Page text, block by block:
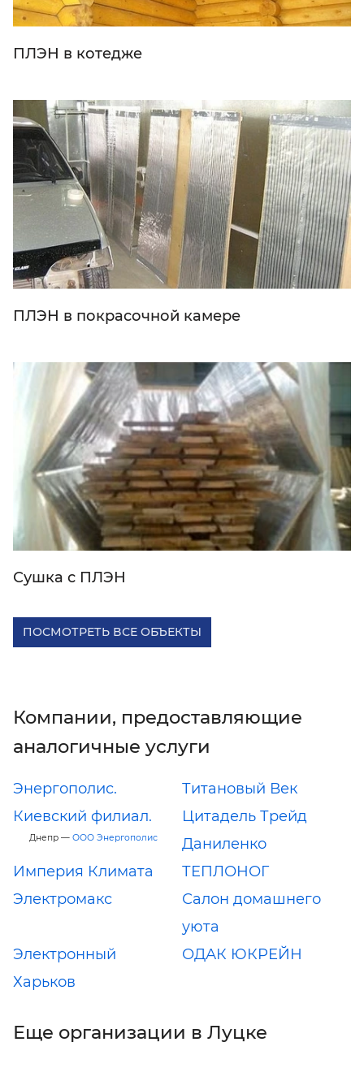
ПЛЭН в котедже
ПЛЭН в покрасочной камере
Сушка с ПЛЭН
ПОСМОТРЕТЬ ВСЕ ОБЪЕКТЫ
Компании, предоставляющие
аналогичные услуги
Энергополис.
Киевский филиал.
Днепр — ООО Энергополис
Титановый Век
Цитадель Трейд
Даниленко
Империя Климата
ТЕПЛОНОГ
Электромакс
Салон домашнего
уюта
Электронный
Харьков
ОДАК ЮКРЕЙН
Еще организации в Луцке